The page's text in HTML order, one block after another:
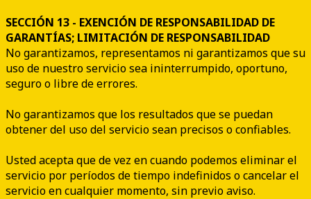
SECCIÓN 13 - EXENCIÓN DE RESPONSABILIDAD DE
GARANTÍAS; LIMITACIÓN DE RESPONSABILIDAD
No garantizamos, representamos ni garantizamos que su
uso de nuestro servicio sea ininterrumpido, oportuno,
seguro o libre de errores.
No garantizamos que los resultados que se puedan
obtener del uso del servicio sean precisos o confiables.
Usted acepta que de vez en cuando podemos eliminar el
servicio por períodos de tiempo indefinidos o cancelar el
servicio en cualquier momento, sin previo aviso.